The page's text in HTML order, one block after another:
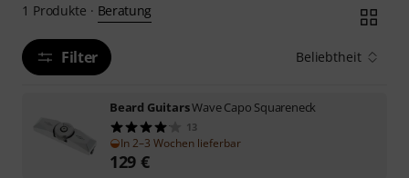
1 Produkte · Beratung
Filter Beliebtheit
Beard GuitarsWave Capo Squareneck
13
In 2–3 Wochen lieferbar
129 €